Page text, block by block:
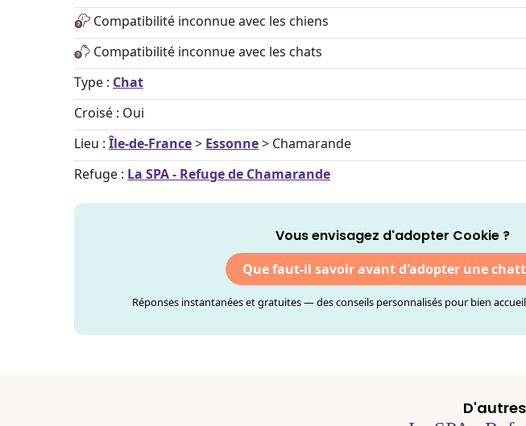
Compatibilité inconnue avec les chiens
Compatibilité inconnue avec les chats
Type : Chat
Croisé : Oui
Lieu : Île-de-France> Essonne> Chamarande
Refuge : La SPA - Refuge de Chamarande
Vous envisagez d'adopter Cookie ?
Que faut-il savoir avant d'adopter une
Réponses instantanées et gratuites — des conseils personnalisés pour bien